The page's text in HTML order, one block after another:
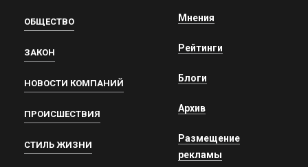
ОБЩЕСТВО
ЗАКОН
НОВОСТИ КОМПАНИЙ
ПРОИСШЕСТВИЯ
СТИЛЬ ЖИЗНИ
Мнения
Рейтинги
Блоги
Архив
Размещение
рекламы